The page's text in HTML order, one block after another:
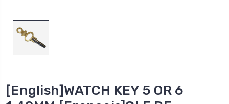
[English]WATCH KEY 5 OR 6